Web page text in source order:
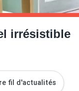
irrésistible
fil d'actualités